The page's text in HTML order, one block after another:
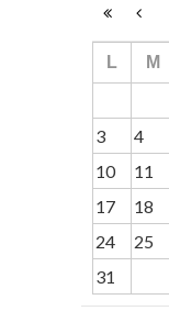
L M
3
4
10
11
17
18
24
25
31